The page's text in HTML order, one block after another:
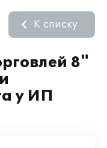
8"
у ИП
К списку